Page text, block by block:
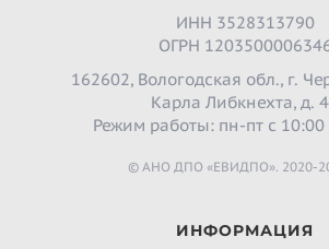
ИНН 3528313790
ОГРН
162602, Вологодская обл., г.
Карла Либкнехта, д.
Режим работы: пн-пт с 10:00
© АНО ДПО «ЕВИДПО». 2020-
ИНФОРМАЦИЯ